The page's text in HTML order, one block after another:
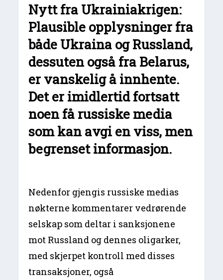
Nytt fra Ukrainiakrigen:
Plausible opplysninger fra
både Ukraina og Russland,
dessuten også fra Belarus,
er vanskelig å innhente.
Det er imidlertid fortsatt
noen få russiske media
som kan avgi en viss, men
begrenset informasjon.
Nedenfor gjengis russiske medias
nøkterne kommentarer vedrørende
selskap som deltar i sanksjonene
mot Russland og dennes oligarker,
med skjerpet kontroll med disses
transaksjoner, også